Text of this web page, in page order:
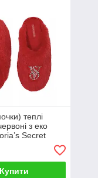
теплі
з еко
Secret
Купити